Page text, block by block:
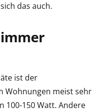
das auch.
ist der
Wohnungen meist sehr
100-150 Watt. Andere